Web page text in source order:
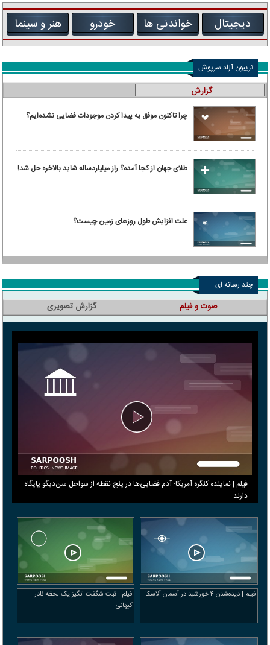
دیجیتال خواندنی ها خودرو هنر و سینما
تریبون آزاد سرپوش
گزارش
چرا تاکنون موفق به پیدا کردن موجودات فضایی نشده‌ایم؟
طلای جهان از کجا آمده؟ راز میلیاردساله شاید بالاخره حل شد!
علت افزایش طول روزهای زمین چیست؟
چند رسانه ای
صوت و فیلم
فیلم | نماینده کنگره آمریکا: آدم فضایی‌ها در پنج نقطه از سواحل سن‌دیگو پایگاه
دارند
فیلم | دیده‌شدن ۴ خورشید در آسمان آلاسکا
فیلم | ثبت شگفت انگیز یک لحظه نادر
کیهانی
گزارش تصویری